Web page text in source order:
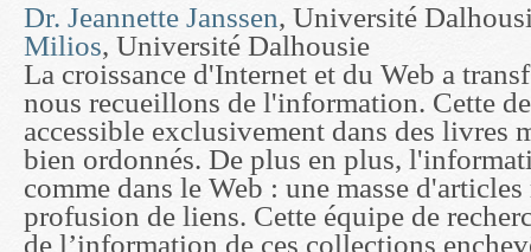
Dr. Jeannette Janssen, Université
Milios, Université Dalhousie
La croissance d'Internet et du Web a
nous recueillons de l'information. Cette
accessible exclusivement dans des livres
bien ordonnés. De plus en plus,
comme dans le Web : une masse
profusion de liens. Cette équipe de
de l’information de ces collections